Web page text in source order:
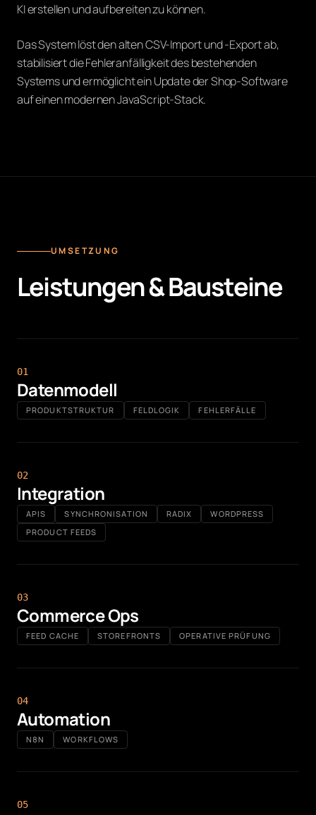
KI erstellen und aufbereiten zu können.
Das System löst den alten CSV-Import und -Export ab,
stabilisiert die Fehleranfälligkeit des bestehenden
Systems und ermöglicht ein Update der Shop-Software
auf einen modernen JavaScript-Stack.
UMSETZUNG
Leistungen & Bausteine
01
Datenmodell
PRODUKTSTRUKTUR FELDLOGIK FEHLERFÄLLE
02
Integration
APIS SYNCHRONISATION RADIX
WORDPRESS
PRODUCT FEEDS
03
Commerce Ops
FEED CACHE STOREFRONTS OPERATIVE PRÜFUNG
04
Automation
N8N WORKFLOWS
05